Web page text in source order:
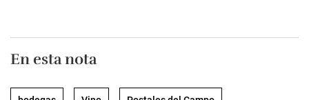
En esta nota